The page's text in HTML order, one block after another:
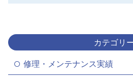
カテゴリ
修理・メンテナンス実績